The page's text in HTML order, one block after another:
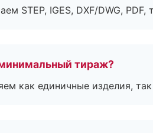
STEP, IGES, DXF/DWG,
тираж?
как единичные изделия,